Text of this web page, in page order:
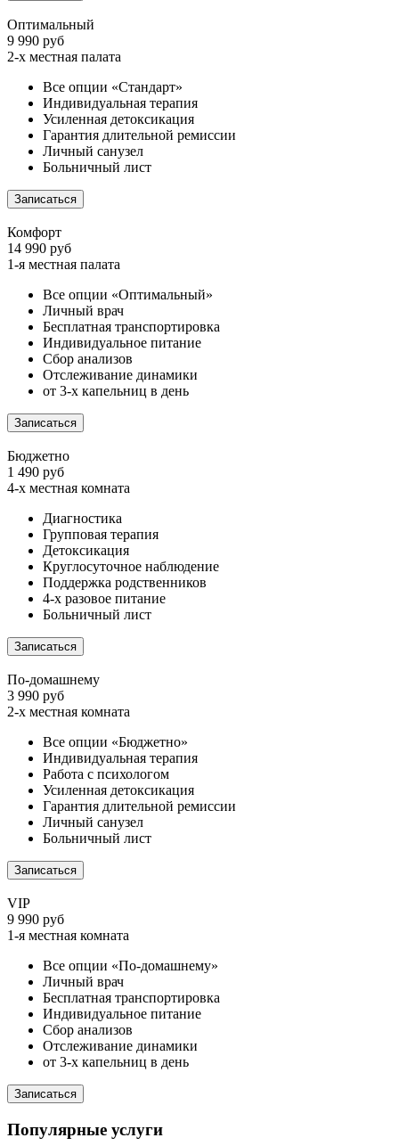
Оптимальный
9 990 руб
2-х местная палата
Все опции «Стандарт»
Индивидуальная терапия
Усиленная детоксикация
Гарантия длительной ремиссии
Личный санузел
Больничный лист
Записаться
Комфорт
14 990 руб
1-я местная палата
Все опции «Оптимальный»
Личный врач
Бесплатная транспортировка
Индивидуальное питание
Сбор анализов
Отслеживание динамики
от 3-х капельниц в день
Записаться
Бюджетно
1 490 руб
4-х местная комната
Диагностика
Групповая терапия
Детоксикация
Круглосуточное наблюдение
Поддержка родственников
4-х разовое питание
Больничный лист
Записаться
По-домашнему
3 990 руб
2-х местная комната
Все опции «Бюджетно»
Индивидуальная терапия
Работа с психологом
Усиленная детоксикация
Гарантия длительной ремиссии
Личный санузел
Больничный лист
Записаться
VIP
9 990 руб
1-я местная комната
Все опции «По-домашнему»
Личный врач
Бесплатная транспортировка
Индивидуальное питание
Сбор анализов
Отслеживание динамики
от 3-х капельниц в день
Записаться
Популярные услуги